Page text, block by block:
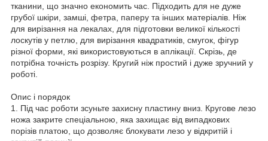
тканини, що значно економить час. Підходить для не дуже
грубої шкіри, замші, фетра, паперу та інших матеріалів. Ніж
для вирізання на лекалах, для підготовки великої кількості
лоскутів у петлю, для вирізання квадратиків, смугок, фігур
різної форми, які використовуються в аплікації. Скрізь, де
потрібна точність розрізу. Кругий ніж простий і дуже зручний у
роботі.
Опис і порядок
1. Під час роботи зсуньте захисну пластину вниз. Кругове лезо
ножа закрите спеціальною, яка захищає від випадкових
порізів платою, що дозволяє блокувати лезо у відкритій і